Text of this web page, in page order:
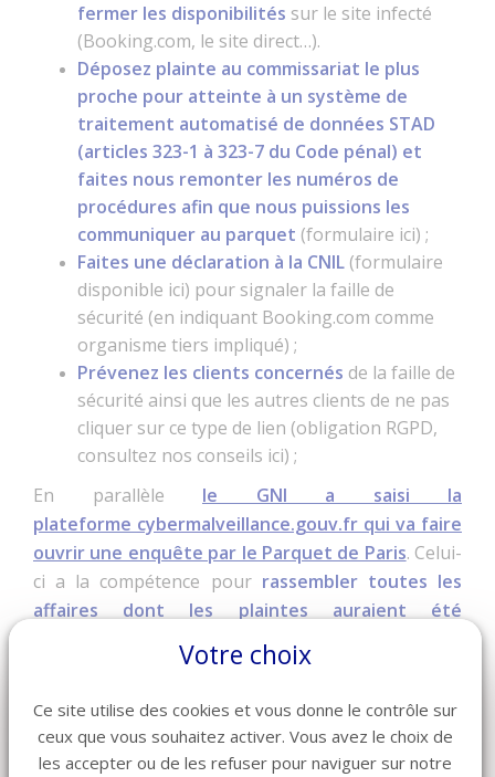
fermer les disponibilités sur le site infecté
(Booking.com, le site direct…).
Déposez plainte au commissariat le plus
proche pour atteinte à un système de
traitement automatisé de données STAD
(articles 323-1 à 323-7 du Code pénal) et
faites nous remonter les numéros de
procédures afin que nous puissions les
communiquer au parquet (formulaire ici) ;
Faites une déclaration à la CNIL (formulaire
disponible ici) pour signaler la faille de
sécurité (en indiquant Booking.com comme
organisme tiers impliqué) ;
Prévenez les clients concernés de la faille de
sécurité ainsi que les autres clients de ne pas
cliquer sur ce type de lien (obligation RGPD,
consultez nos conseils ici) ;
En parallèle
le GNI a saisi la
plateforme cybermalveillance.gouv.fr qui va faire
ouvrir une enquête par le Parquet de Paris. Celui-
ci a la compétence pour rassembler toutes les
affaires dont les plaintes auraient été
d’où notre besoin de recenser tous les
numéros de dépôts de plainte (via ce formulaire
Faites un signalement à Booking en suivant ce lien
ici.
Votre choix
Ce site utilise des cookies et vous donne le contrôle sur
ceux que vous souhaitez activer. Vous avez le choix de
les accepter ou de les refuser pour naviguer sur notre